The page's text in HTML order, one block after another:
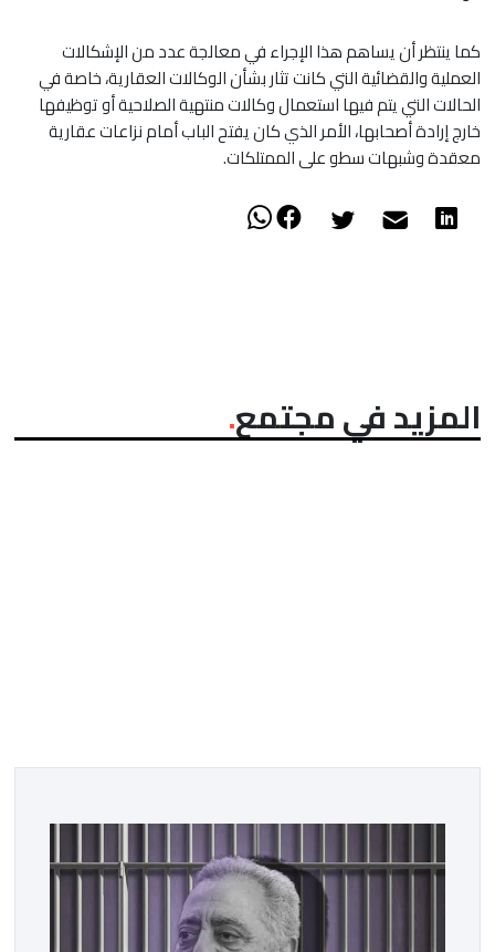
كما ينتظر أن يساهم هذا الإجراء في معالجة عدد من الإشكالات
العملية والقضائية التي كانت تثار بشأن الوكالات العقارية، خاصة في
الحالات التي يتم فيها استعمال وكالات منتهية الصلاحية أو توظيفها
خارج إرادة أصحابها، الأمر الذي كان يفتح الباب أمام نزاعات عقارية
معقدة وشبهات سطو على الممتلكات.
المزيد في مجتمع